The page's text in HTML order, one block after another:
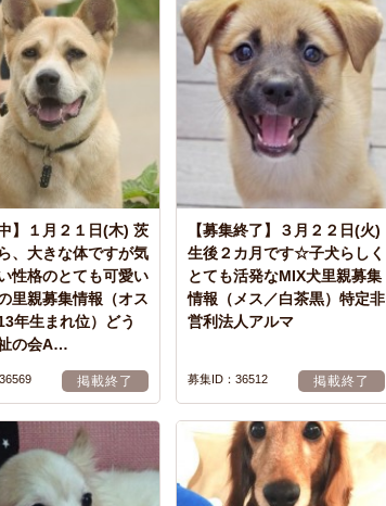
中】１月２１日(木) 茨
、大きな体ですが気
性格のとても可愛い
里親募集情報（オス
年生まれ位）どう
の会A…
掲載終了
【募集終了】３月２２日(火)
生後２カ月です☆子犬らしく
とても活発なMIX犬里親募集
情報（メス／白茶黒）特定非
営利法人アルマ
募集ID：36512 掲載終了